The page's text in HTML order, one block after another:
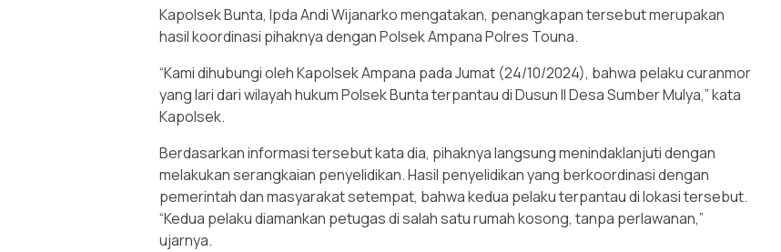
Kapolsek Bunta, Ipda Andi Wijanarko mengatakan, penangkapan tersebut merupakan
hasil koordinasi pihaknya dengan Polsek Ampana Polres Touna.
“Kami dihubungi oleh Kapolsek Ampana pada Jumat (24/10/2024), bahwa pelaku curanmor
yang lari dari wilayah hukum Polsek Bunta terpantau di Dusun II Desa Sumber Mulya,” kata
Kapolsek.
Berdasarkan informasi tersebut kata dia, pihaknya langsung menindaklanjuti dengan
melakukan serangkaian penyelidikan. Hasil penyelidikan yang berkoordinasi dengan
pemerintah dan masyarakat setempat, bahwa kedua pelaku terpantau di lokasi tersebut.
“Kedua pelaku diamankan petugas di salah satu rumah kosong, tanpa perlawanan,”
ujarnya.